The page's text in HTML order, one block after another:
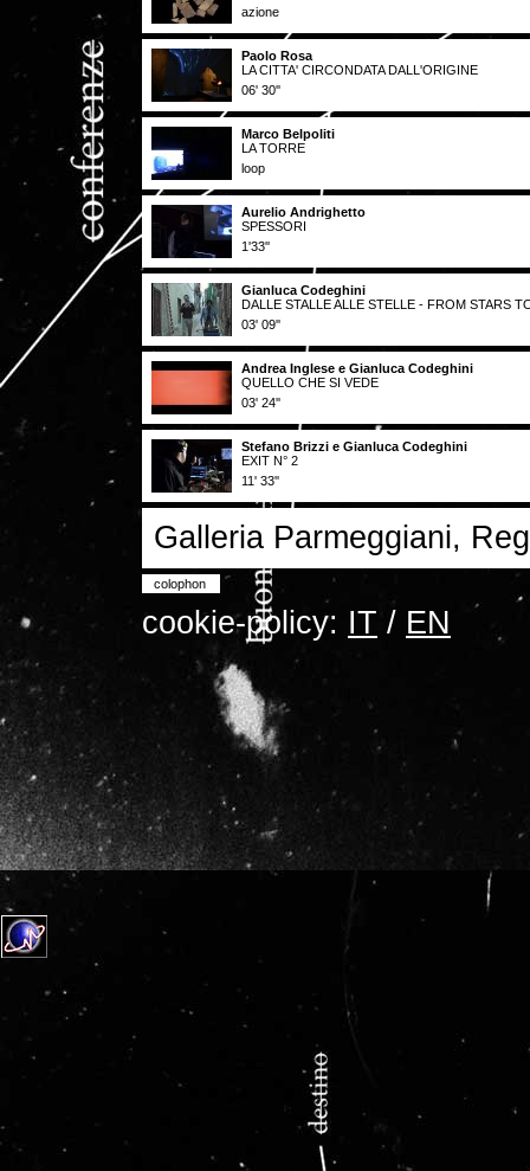
azione
Paolo Rosa
LA CITTA' CIRCONDATA DALL'ORIGINE
06' 30''
Marco Belpoliti
LA TORRE
loop
Aurelio Andrighetto
SPESSORI
1'33''
Gianluca Codeghini
DALLE STALLE ALLE STELLE - FROM STARS
03' 09''
Andrea Inglese e Gianluca Codeghini
QUELLO CHE SI VEDE
03' 24''
Stefano Brizzi e Gianluca Codeghini
EXIT N° 2
11' 33''
Galleria Parmeggiani,
colophon
cookie-policy: IT / EN